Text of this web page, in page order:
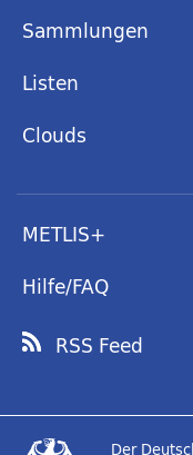
Sammlungen
Listen
Clouds
METLIS+
Hilfe/FAQ
RSS Feed
Der